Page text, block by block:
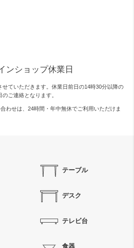
ンショップ休業日
ていただきます。休業日前日の14時30分以降の
ご連絡となります。
わせは、 24時間・年中無休でご利用いただけま
テーブル
デスク
テレビ台
食器